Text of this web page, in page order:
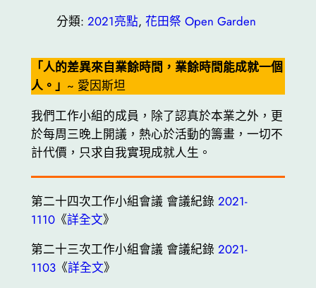
分類: 2021亮點, 花田祭 Open Garden
「人的差異來自業餘時間，業餘時間能成就一個
人。」 ~ 愛因斯坦
我們工作小組的成員，除了認真於本業之外，更
於每周三晚上開議，熱心於活動的籌畫，一切不
計代價，只求自我實現成就人生。
第二十四次工作小組會議 會議紀錄 2021-
1110《詳全文》
第二十三次工作小組會議 會議紀錄 2021-
1103《詳全文》